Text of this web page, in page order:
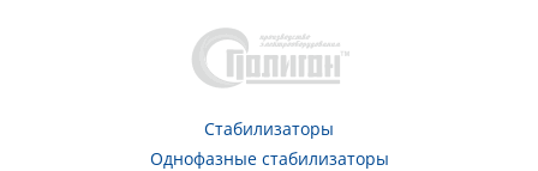
Стабилизаторы
Однофазные стабилизаторы